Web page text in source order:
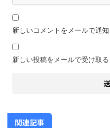
新しいコメントをメールで通知
新しい投稿をメールで受け取る
関連記事